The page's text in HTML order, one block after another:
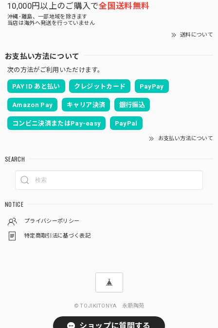
10,000円以上のご購入で全国送料無料
沖縄･離島、一部地域を除きます
当店は海外へ発送を行っていません
送料について
お支払い方法について
次の方法がご利用いただけます。
PAY ID あと払い クレジットカード PayPay
Amazon Pay キャリア決済 銀行振込
コンビニ決済またはPay-easy PayPal
お支払い方法について
SEARCH
NOTICE
プライバシーポリシー
特定商取引法に基づく表記
© TOJIKITONYA 永新陶苑
ショップに質問する